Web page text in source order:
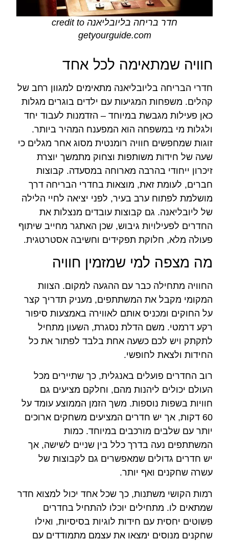
חדר בריחה בליובליאנה credit to
getyourguide.com
חוויה שמתאימה לכל אחד
חדרי הבריחה בליובליאנה מתאימים למגוון רחב של
קהלים. משפחות המגיעות עם ילדים בוגרים מגלות
כאן פעילות מגבשת במיוחד – הזדמנות לעבוד יחד
ולגלות מי במשפחה הוא המפענח המהיר ביותר.
זוגות שמחפשים חוויה רומנטית מסוג אחר מגלים כי
שעה של חידות משותפות וצחוק מתמשך יוצרת
זיכרון ייחודי בהרבה מארוחה במסעדה. קבוצות
חברים, לעומת זאת, מוצאות בחדרי הבריחה דרך
מושלמת לפתוח ערב בעיר, לפני יציאה לחיי הלילה
של ליובליאנה. גם קבוצות עובדים מנצלות את
החדרים לפעילויות גיבוש, שכן האתגר מחייב שיתוף
פעולה מלא, חלוקת תפקידים וחשיבה אסטרטגית.
מה מצפה למי שמזמין חוויה
החוויה מתחילה כבר עם ההגעה למקום. הצוות
המקומי מקבל את המשתתפים, מעניק תדריך קצר
על החוקים ומכניס אותם לאווירה באמצעות סיפור
רקע דרמטי. משם הדלת נסגרת, השעון מתחיל
לתקתק ויש לכם כשעה אחת בלבד לפתור את כל
החידות ולצאת לחופשי.
רוב החדרים פועלים באנגלית, כך שתיירים מכל
העולם יכולים ליהנות מהם, וחלקם מציעים גם
חוויות בשפות נוספות. משך הזמן הממוצע עומד על
60 דקות, אך יש חדרים המציעים משחקים ארוכים
יותר עם שלבים מורכבים במיוחד. כמות
המשתתפים נעה בדרך כלל בין שניים לשישה, אך
יש חדרים גדולים שמאפשרים גם לקבוצות של
עשרה שחקנים ואף יותר.
רמות הקושי משתנות, כך שכל אחד יכול למצוא חדר
שמתאים לו. מתחילים יוכלו להתחיל בחדרים
פשוטים יחסית עם חידות לוגיות בסיסיות, ואילו
שחקנים מנוסים ימצאו את עצמם מתמודדים עם